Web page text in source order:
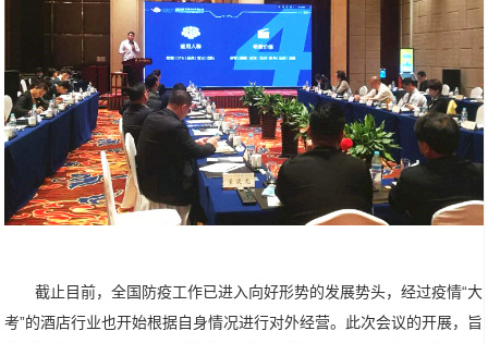
截止目前，全国防疫工作已进入向好形势的发展势头，经过疫情“大
考”的酒店行业也开始根据自身情况进行对外经营。此次会议的开展，旨